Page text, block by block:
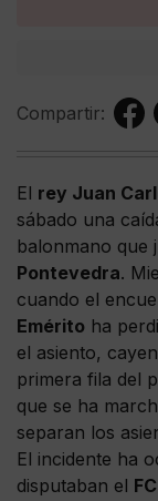
Compartir:
El rey Juan
sábado una
balonmano que
Pontevedra.
cuando el
Emérito ha
el asiento,
primera fila del
que se ha
separan los
El incidente ha
disputaban el